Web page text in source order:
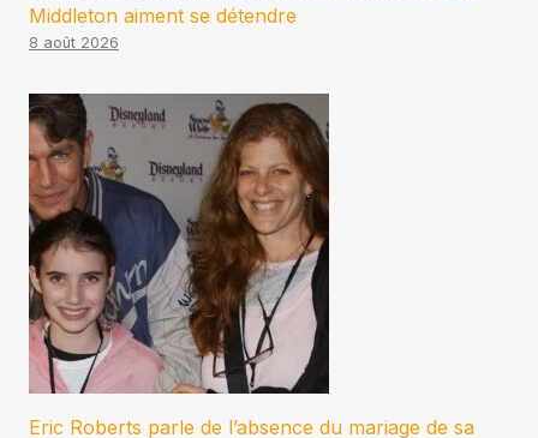
Middleton aiment se détendre
8 août 2026
Eric Roberts parle de l’absence du mariage de sa